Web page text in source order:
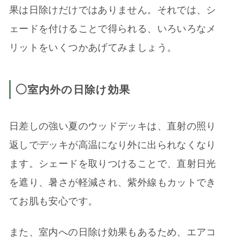
果は日除けだけではありません。それでは、シ
ェードを付けることで得られる、いろいろなメ
リットをいくつかあげてみましょう。
◯室内外の日除け効果
日差しの強い夏のウッドデッキは、直射の照り
返しでデッキが高温になり外に出られなくなり
ます。シェードを取りつけることで、直射日光
を遮り、暑さが軽減され、紫外線もカットでき
てお肌も安心です。
また、室内への日除け効果もあるため、エアコ